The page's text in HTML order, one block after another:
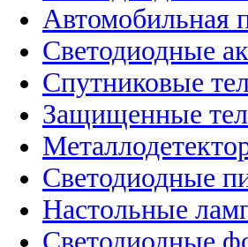
Автомобильная
Светодиодные
Спутниковые
Защищенные
Светодиодные
Настольные